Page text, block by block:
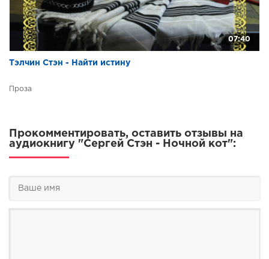
07:40
Тэлчин Стэн - Найти истину
Проза
Прокомментировать, оставить отзывы на
аудиокнигу "Сергей Стэн - Ночной кот":